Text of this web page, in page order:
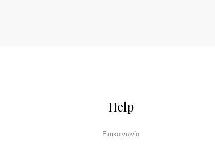
Help
Επικοινωνία